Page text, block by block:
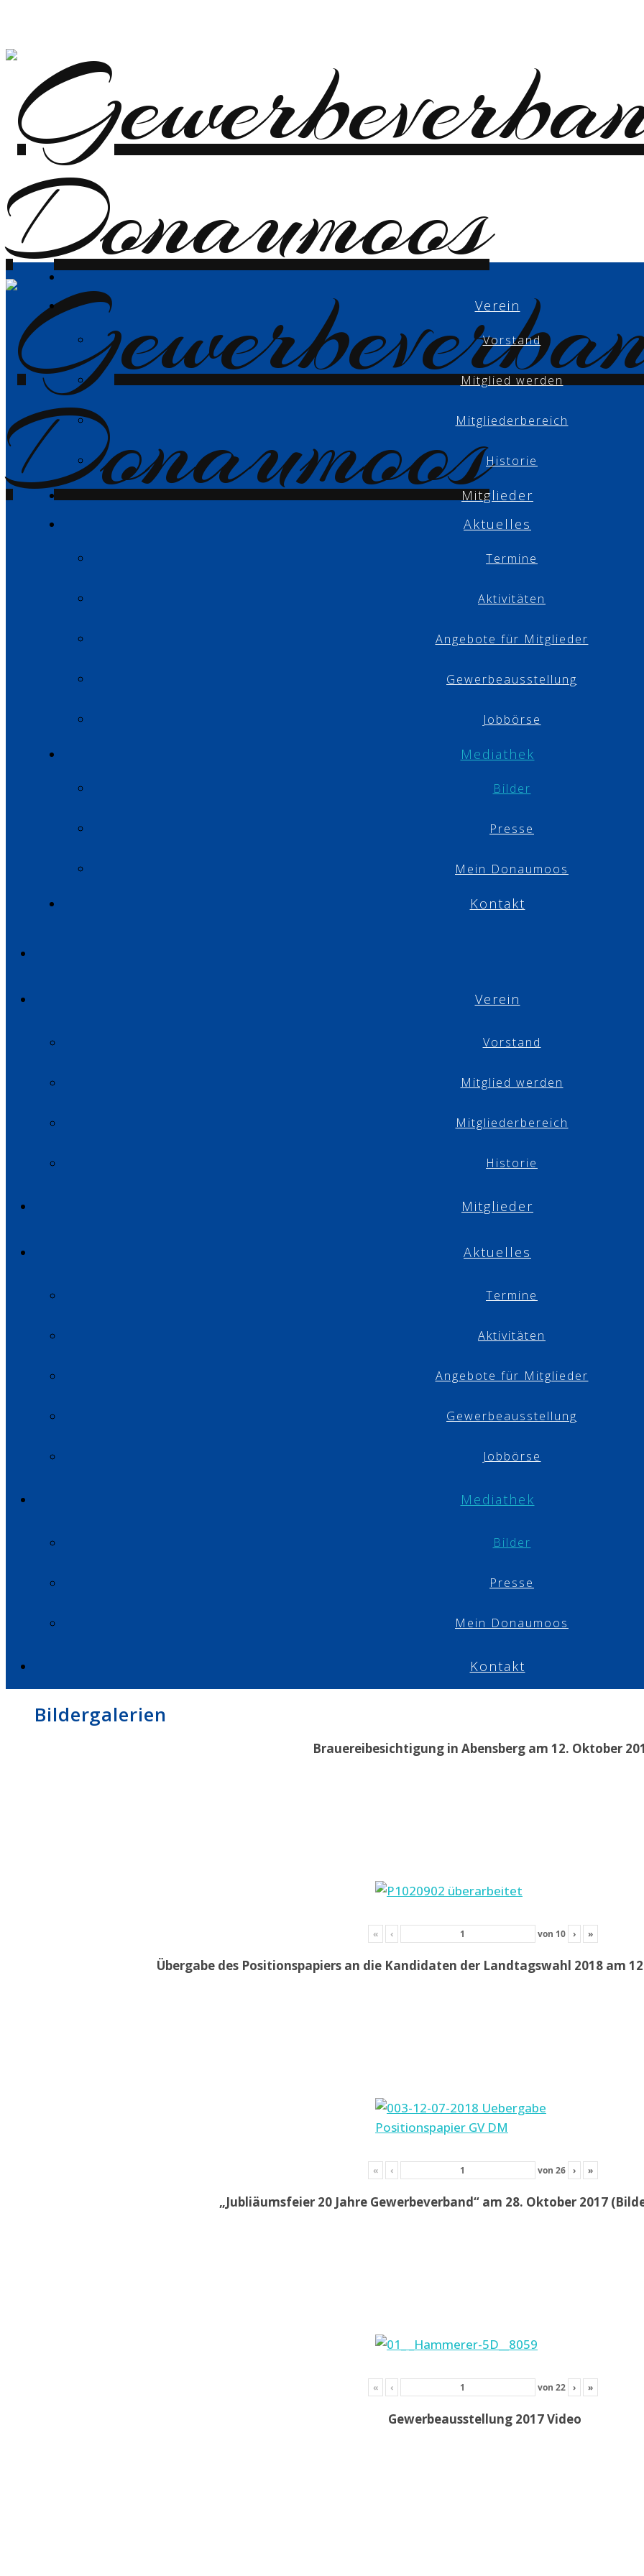
Verein
Vorstand
Mitglied werden
Mitgliederbereich
Historie
Mitglieder
Aktuelles
Termine
Aktivitäten
Angebote für Mitglieder
Gewerbeausstellung
Jobbörse
Mediathek
Bilder
Presse
Mein Donaumoos
Kontakt
Verein
Vorstand
Mitglied werden
Mitgliederbereich
Historie
Mitglieder
Aktuelles
Termine
Aktivitäten
Angebote für Mitglieder
Gewerbeausstellung
Jobbörse
Mediathek
Bilder
Presse
Mein Donaumoos
Kontakt
Bildergalerien
Brauereibesichtigung in Abensberg am 12. Oktober
« ‹ von 10 › »
Übergabe des Positionspapiers an die Kandidaten der Landtagswahl 2018 am
« ‹ von 26 › »
„Jubliäumsfeier 20 Jahre Gewerbeverband“ am 28. Oktober 2017
« ‹ von 22 › »
Gewerbeausstellung 2017 Video